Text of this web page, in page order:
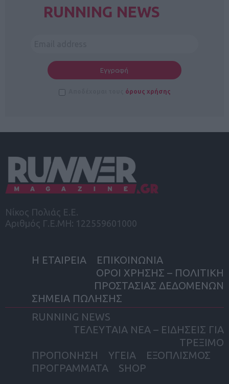
RUNNING NEWS
όρους χρήσης
Νίκος Πολιάς Ε.Ε.
Αριθμός Γ.Ε.ΜΗ: 122559601000
Η ΕΤΑΙΡΕΙΑ
ΕΠΙΚΟΙΝΩΝΙΑ
ΟΡΟΙ ΧΡΗΣΗΣ – ΠΟΛΙΤΙΚΗ
ΠΡΟΣΤΑΣΙΑΣ ΔΕΔΟΜΕΝΩΝ
ΣΗΜΕΙΑ ΠΩΛΗΣΗΣ
RUNNING NEWS
ΤΕΛΕΥΤΑΙΑ ΝΕΑ – ΕΙΔΗΣΕΙΣ ΓΙΑ
ΤΡΕΞΙΜΟ
ΠΡΟΠΟΝΗΣΗ
ΥΓΕΙΑ
ΕΞΟΠΛΙΣΜΟΣ
ΠΡΟΓΡΑΜΜΑΤΑ
SHOP